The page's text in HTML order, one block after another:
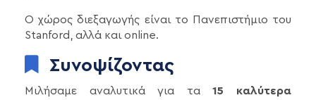
Ο χώρος διεξαγωγής είναι το Πανεπιστήμιο του
Stanford, αλλά και online.
Συνοψίζοντας
Μιλήσαμε αναλυτικά για τα15 καλύτερα